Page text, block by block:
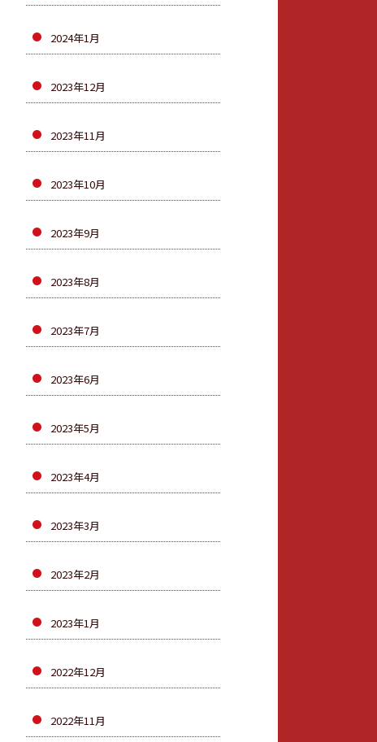
2024年1月
2023年12月
2023年11月
2023年10月
2023年9月
2023年8月
2023年7月
2023年6月
2023年5月
2023年4月
2023年3月
2023年2月
2023年1月
2022年12月
2022年11月